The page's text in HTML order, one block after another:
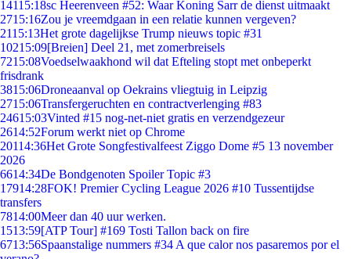
14115:18sc Heerenveen #52: Waar Koning Sarr de dienst uitmaakt
2715:16Zou je vreemdgaan in een relatie kunnen vergeven?
2115:13Het grote dagelijkse Trump nieuws topic #31
10215:09[Breien] Deel 21, met zomerbreisels
7215:08Voedselwaakhond wil dat Efteling stopt met onbeperkt
frisdrank
3815:06Droneaanval op Oekrains vliegtuig in Leipzig
2715:06Transfergeruchten en contractverlenging #83
24615:03Vinted #15 nog-net-niet gratis en verzendgezeur
2614:52Forum werkt niet op Chrome
20114:36Het Grote Songfestivalfeest Ziggo Dome #5 13 november
2026
6614:34De Bondgenoten Spoiler Topic #3
17914:28FOK! Premier Cycling League 2026 #10 Tussentijdse
transfers
7814:00Meer dan 40 uur werken.
1513:59[ATP Tour] #169 Tosti Tallon back on fire
6713:56Spaanstalige nummers #34 A que calor nos pasaremos por el